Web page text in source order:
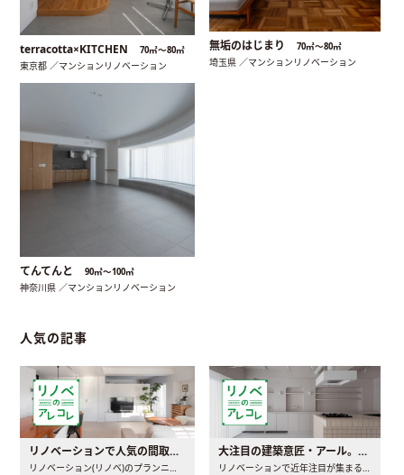
terracotta×KITCHEN 70㎡〜80㎡
東京都 ／マンションリノベーション
無垢のはじまり 70㎡〜80㎡
埼玉県 ／マンションリノベーション
てんてんと 90㎡〜100㎡
神奈川県 ／マンションリノベーション
人気の記事
リノベーションで人気の間取りとは？トレンドの間取りと実例を徹底解説
リノベーション(リノベ)のプランニングで一番最初に決めるのは..
大注目の建築意匠・アール。人気の理由と空間に取り入れるポイント
リノベーションで近年注目が集まる建築意匠の一つであるアール..